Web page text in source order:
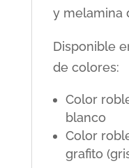
y melamina
Disponible
de colores:
Color
blanco
Color
grafito